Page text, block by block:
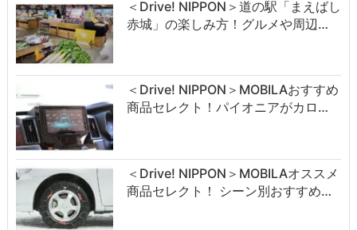
＜Drive! NIPPON＞道の駅「まえばし
赤城」の楽しみ方！グルメや周辺…
＜Drive! NIPPON＞MOBILAおすすめ
商品セレクト！パイオニアがカロ…
＜Drive! NIPPON＞MOBILAオススメ
商品セレクト！ シーン別おすすめ…